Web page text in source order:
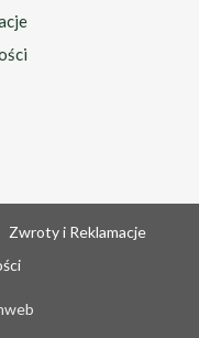
Zwroty i Reklamacje